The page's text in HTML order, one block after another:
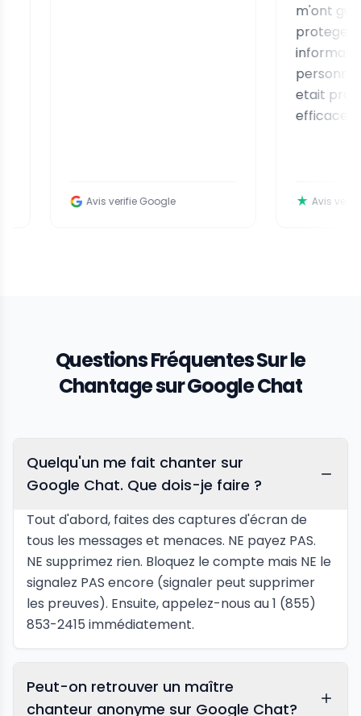
Avis verifie Google
m'ont guidee
proteger mes
informations
personnelles.
etait
efficace.
Avis verifie Trustpilot
Questions Fréquentes Sur le
Chantage sur Google Chat
Quelqu'un me fait chanter sur
Google Chat. Que dois-je faire ?
Tout d'abord, faites des captures d'écran de
tous les messages et menaces. NE payez PAS.
NE supprimez rien. Bloquez le compte mais NE le
signalez PAS encore (signaler peut supprimer
les preuves). Ensuite, appelez-nous au 1 (855)
853-2415 immédiatement.
Peut-on retrouver un maître
chanteur anonyme sur Google Chat?